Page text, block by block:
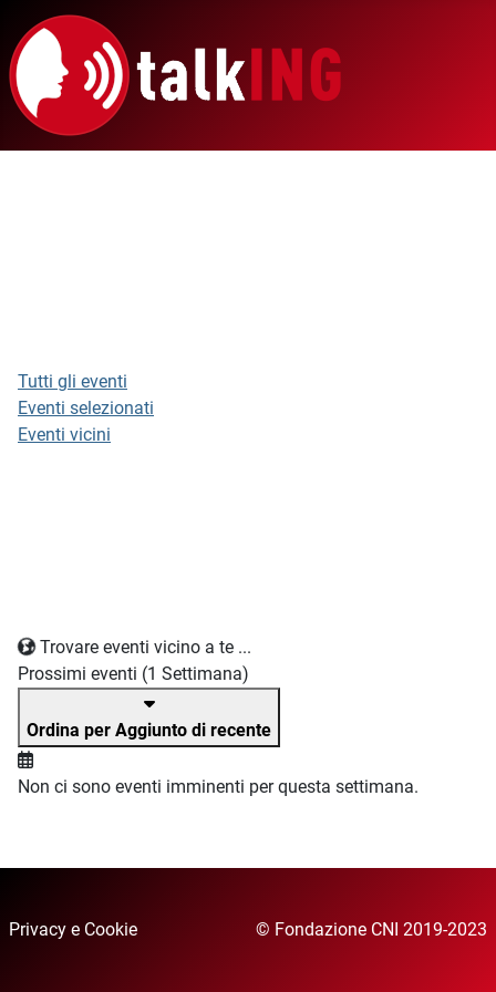
Tutti gli eventi
Eventi selezionati
Eventi vicini
Trovare eventi vicino a te ...
Prossimi eventi (1 Settimana)
Ordina per Aggiunto di recente
Non ci sono eventi imminenti per questa settimana.
Privacy e Cookie © Fondazione CNI 2019-2023